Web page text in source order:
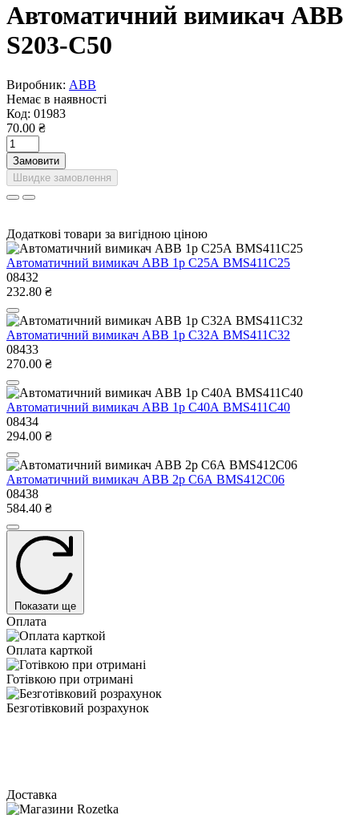
Автоматичний вимикач ABB
S203-С50
Виробник: ABB
Немає в наявності
Код: 01983
70.00 ₴
Замовити
Швидке замовлення
Додаткові товари за вигідною ціною
Автоматичний вимикач ABB 1р С25А BMS411C25
08432
232.80 ₴
Автоматичний вимикач ABB 1р С32А BMS411C32
08433
270.00 ₴
Автоматичний вимикач ABB 1р С40А BMS411C40
08434
294.00 ₴
Автоматичний вимикач ABB 2р С6А BMS412C06
08438
584.40 ₴
Показати ще
Оплата
Оплата карткой
Готівкою при отримані
Безготівковий розрахунок
Доставка